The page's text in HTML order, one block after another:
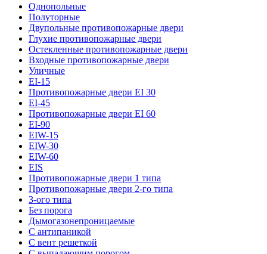
Однопольные
Полуторные
Двупольные противопожарные двери
Глухие противопожарные двери
Остекленные противопожарные двери
Входные противопожарные двери
Уличные
EI-15
Противопожарные двери EI 30
EI-45
Противопожарные двери EI 60
EI-90
EIW-15
EIW-30
EIW-60
EIS
Противопожарные двери 1 типа
Противопожарные двери 2-го типа
3-ого типа
Без порога
Дымогазонепроницаемые
С антипаникой
С вент решеткой